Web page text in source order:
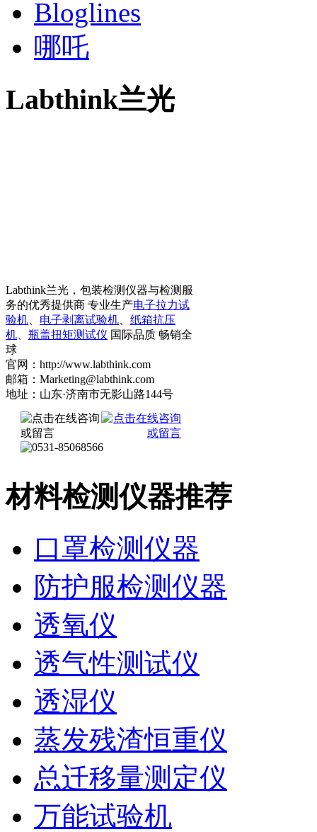
Bloglines
哪吒
Labthink兰光
Labthink兰光，包装检测仪器与检测服
务的优秀提供商 专业生产电子拉力试
验机
电子剥离试验机
纸箱抗压
机
瓶盖扭矩测试仪 国际品质 畅销全
球
官网：http://www.labthink.com
邮箱：Marketing@labthink.com
地址：山东·济南市无影山路144号
材料检测仪器推荐
口罩检测仪器
防护服检测仪器
透氧仪
透气性测试仪
透湿仪
蒸发残渣恒重仪
总迁移量测定仪
万能试验机